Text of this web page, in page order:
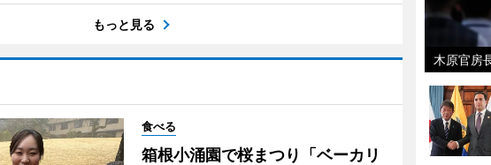
もっと見る
食べる
箱根小涌園で桜まつり「ベーカリ
木原官房